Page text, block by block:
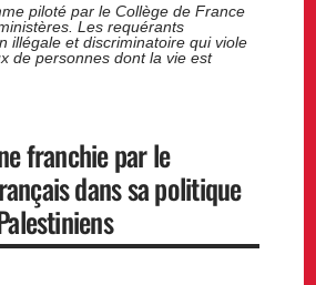
piloté par le Collège de France
Les requérants
illégale et discriminatoire qui viole
de personnes dont la vie est
franchie par le
dans sa politique